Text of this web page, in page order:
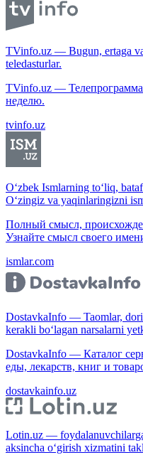
TVinfo.uz — Bugun, ertaga
teledasturlar.
TVinfo.uz —
неделю.
tvinfo.uz
O‘zbek Ismlarning to‘liq,
O‘zingiz va yaqinlaringizni
Полный смысл,
Узнайте смысл своего
ismlar.com
DostavkaInfo — Taomlar,
kerakli bo‘lagan narsalarni
DostavkaInfo — Каталог
еды, лекарств, книг и
dostavkainfo.uz
Lotin.uz —
aksincha o‘girish xizmatini